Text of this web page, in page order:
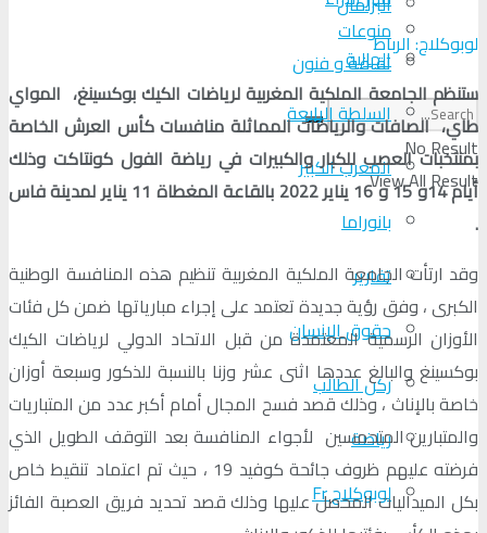
منوعات
ثقافة و فنون
No Result
View All Result
الجالية
السلطة الرابعة
المغرب الكبير
بانوراما
تقارير
حقوق الإنسان
ركن الطالب
رياضة
لوبوكلاج Fr
لوبوكلاج: الرباط
ستنظم الجامعة الملكية المغربية لرياضات الكيك بوكسينغ، المواي
طاي، الصافات والرياضات المماثلة منافسات كأس العرش الخاصة
بمنتخبات العصب للكبار والكبيرات في رياضة الفول كونتاكت وذلك
أيام 14و 15 و 16 يناير 2022 بالقاعة المغطاة 11 يناير لمدينة فاس
.
وقد ارتأت الجامعة الملكية المغربية تنظيم هذه المنافسة الوطنية
الكبرى ، وفق رؤية جديدة تعتمد على إجراء مبارياتها ضمن كل فئات
الأوزان الرسمية المعتمدة من قبل الاتحاد الدولي لرياضات الكيك
بوكسينغ والبالغ عددها اثنى عشر وزنا بالنسبة للذكور وسبعة أوزان
خاصة بالإناث ، وذلك قصد فسح المجال أمام أكبر عدد من المتباريات
والمتبارين المتحمسين لأجواء المنافسة بعد التوقف الطويل الذي
فرضته عليهم ظروف جائحة كوفيد 19 ، حيث تم اعتماد تنقيط خاص
بكل الميداليات المحصل عليها وذلك قصد تحديد فريق العصبة الفائز